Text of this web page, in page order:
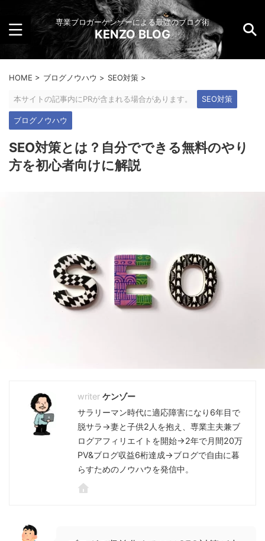
専業ブロガーケンゾーによる最強のブログ術
KENZO BLOG
HOME > ブログノウハウ > SEO対策 >
本サイトの記事内にPRが含まれる場合があります。 SEO対策
ブログノウハウ
SEO対策とは？自分でできる無料のやり
方を初心者向けに解説
ケンゾー
サラリーマン時代に適応障害になり6年目で
脱サラ→妻と子供2人を抱え、専業主夫兼ブ
ログアフィリエイトを開始→2年で月間20万
PV&ブログ収益6桁達成→ブログで自由に暮
らすためのノウハウを発信中。